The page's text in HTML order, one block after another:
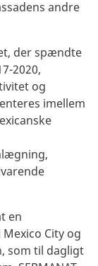
andre
der spændte
2020,
og
imellem
en
City og
som til dagligt